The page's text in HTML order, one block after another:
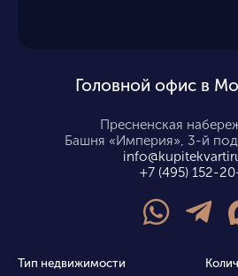
Головной офис в
Пресненская
Башня «Империя», 3-й
+7 (495) 152-
Тип недвижимости